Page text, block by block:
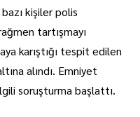
kişiler polis
tartışmayı
karıştığı tespit edilen
alındı. Emniyet
soruşturma başlattı.